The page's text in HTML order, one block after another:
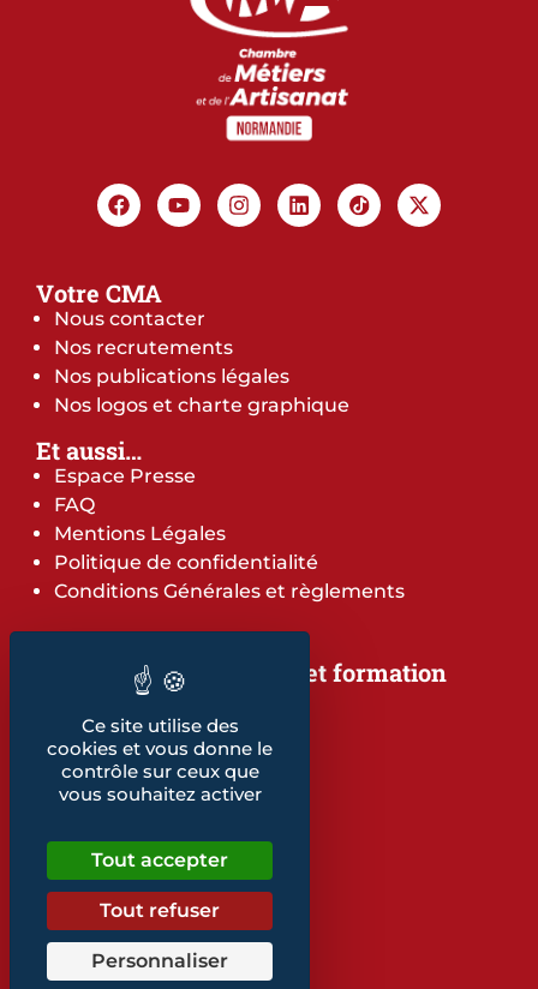
Votre CMA
Nous contacter
Nos recrutements
Nos publications légales
Nos logos et charte graphique
Et aussi…
Espace Presse
FAQ
Mentions Légales
Politique de confidentialité
Conditions Générales et règlements
Notre offre de services et formation
Notre offre de services
Notre offre de formation
Notre dépliant formation
Les indicateurs
Retrouvez également...
Notre glossaire
Ce site utilise des
cookies et vous donne le
contrôle sur ceux que
vous souhaitez activer
Tout accepter
Tout refuser
Personnaliser